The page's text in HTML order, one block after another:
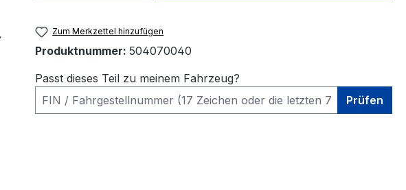
Zum Merkzettel hinzufügen
Produktnummer: 504070040
Passt dieses Teil zu meinem Fahrzeug?
Prüfen